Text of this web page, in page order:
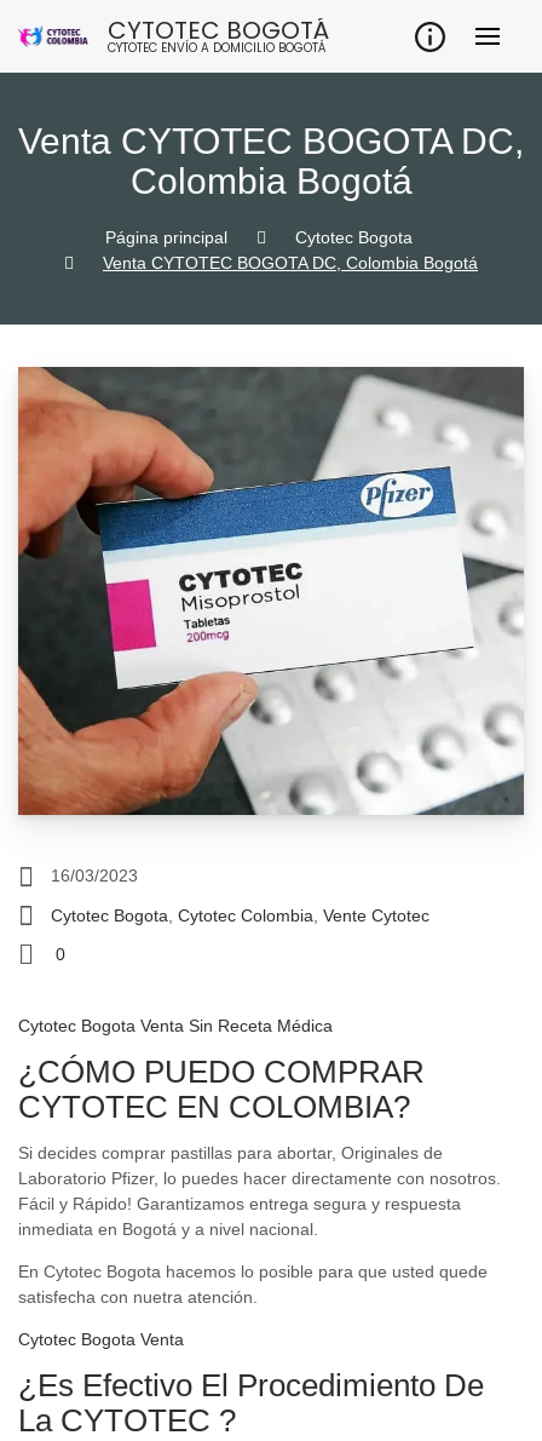
CYTOTEC BOGOTÁ
CYTOTEC ENVÍO A DOMICILIO BOGOTÁ
Venta CYTOTEC BOGOTA DC,
Colombia Bogotá
Página principal
Cytotec Bogota
Venta CYTOTEC BOGOTA DC, Colombia Bogotá
16/03/2023
Cytotec Bogota Cytotec Colombia Vente Cytotec
0
Cytotec Bogota Venta Sin Receta Médica
¿CÓMO PUEDO COMPRAR
CYTOTEC EN COLOMBIA?
Si decides comprar pastillas para abortar, Originales de
Laboratorio Pfizer, lo puedes hacer directamente con nosotros.
Fácil y Rápido! Garantizamos entrega segura y respuesta
inmediata en Bogotá y a nivel nacional.
En Cytotec Bogota hacemos lo posible para que usted quede
satisfecha con nuetra atención.
Cytotec Bogota Venta
¿Es Efectivo El Procedimiento De
La CYTOTEC ?